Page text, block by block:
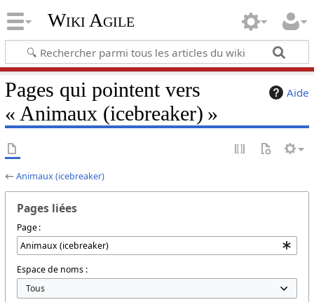
Wiki Agile
Aide
Pages qui pointent vers
« Animaux (icebreaker) »
←Animaux (icebreaker)
Pages liées
Page :
Espace de noms :